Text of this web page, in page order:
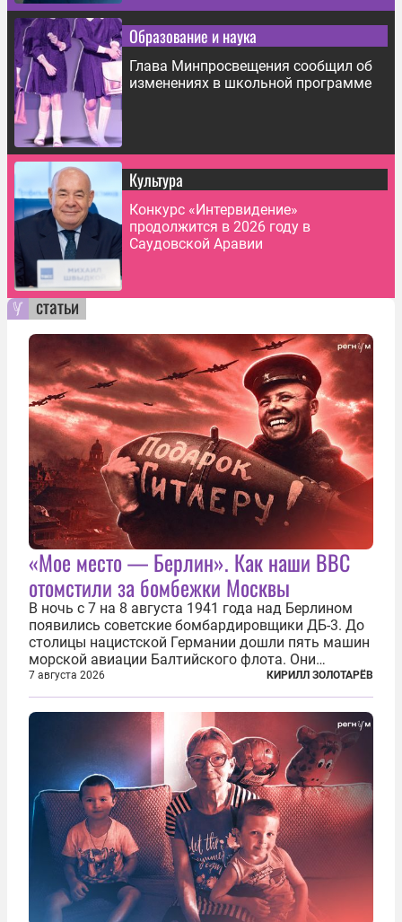
Образование и наука
Глава Минпросвещения сообщил об
изменениях в школьной программе
Культура
Конкурс «Интервидение»
продолжится в 2026 году в
Саудовской Аравии
статьи
«Мое место — Берлин». Как наши ВВС
отомстили за бомбежки Москвы
В ночь с 7 на 8 августа 1941 года над Берлином
появились советские бомбардировщики ДБ-3. До
столицы нацистской Германии дошли пять машин
морской авиации Балтийского флота. Они
сбросили бомбы на город, который в тот момент
жил в полной уверенности, что война идет где-то
далеко на востоке, Красная...
7 августа 2026 КИРИЛЛ ЗОЛОТАРЁВ